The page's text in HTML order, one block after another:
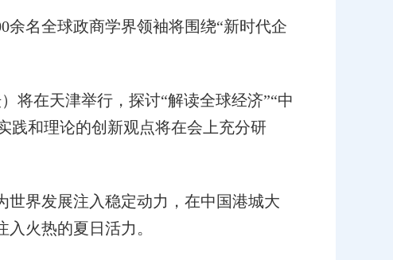
名全球政商学界领袖将围绕“新时代企
在天津举行，探讨“解读全球经济”“中
践和理论的创新观点将在会上充分研
界发展注入稳定动力，在中国港城大
火热的夏日活力。